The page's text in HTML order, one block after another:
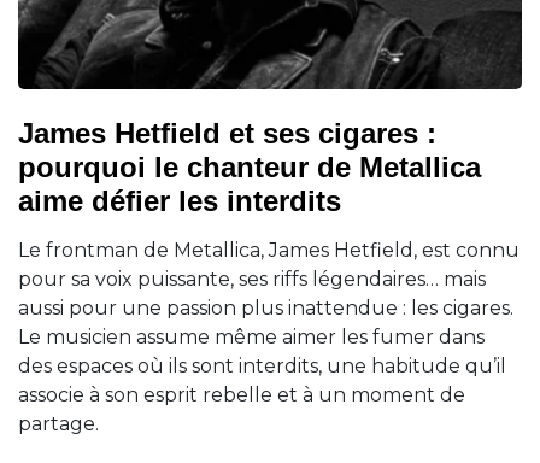
James Hetfield et ses cigares :
pourquoi le chanteur de Metallica
aime défier les interdits
Le frontman de Metallica, James Hetfield, est connu
pour sa voix puissante, ses riffs légendaires… mais
aussi pour une passion plus inattendue : les cigares.
Le musicien assume même aimer les fumer dans
des espaces où ils sont interdits, une habitude qu’il
associe à son esprit rebelle et à un moment de
partage.